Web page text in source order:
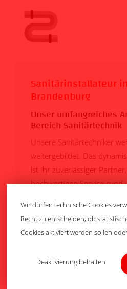
Sanitärinstallateur
Brandenburg
Unser umfangreiches
Bereich Sanitärtechnik
Unsere Sanitärtechniker
weitergebildet. Das
ist Ihr zuverlässiger
hochwertigen Service rund
Klempnerarbeiten und
Wir dürfen technische Cookies
Recht zu entscheiden, ob
Cookies aktiviert werden sollen
Deaktivierung behalten